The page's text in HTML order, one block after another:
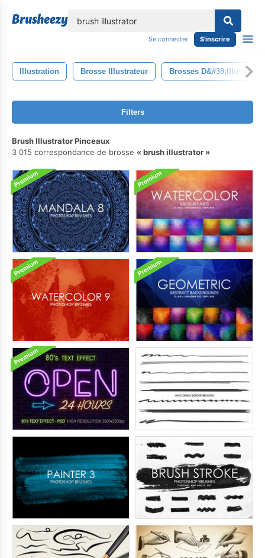
Se connecter S'inscrire
Illustration Brosse Illustrateur Brosses
Filters
Brush Illustrator Pinceaux
3 015 correspondance de brosse
brush illustrator